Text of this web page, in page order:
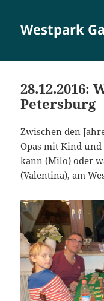
Westpark
28.12.2016:
Petersburg
Zwischen den
Opas mit Kind und
kann (Milo) oder
(Valentina), am